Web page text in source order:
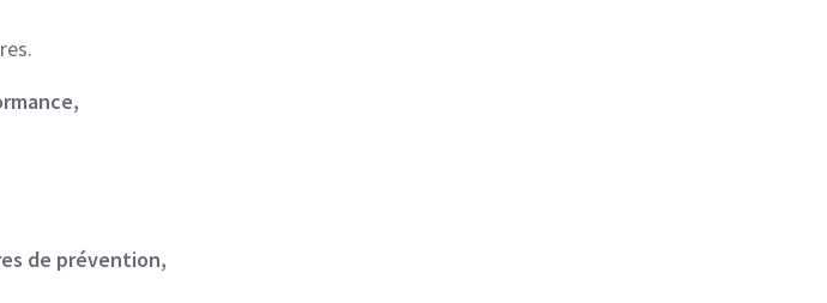
de prévention,